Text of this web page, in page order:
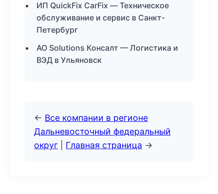
ИП QuickFix CarFix — Техническое
обслуживание и сервис в Санкт-
Петербург
АО Solutions Консалт — Логистика и
ВЭД в Ульяновск
← Все компании в регионе
Дальневосточный федеральный
округ
Главная страница →